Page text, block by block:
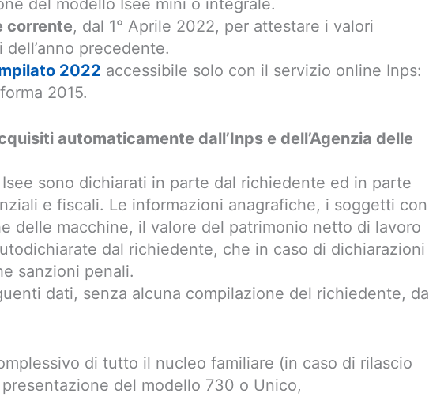
del modello Isee mini o integrale.
corrente, dal 1° Aprile 2022, per attestare i valori
dell’anno precedente.
2022 accessibile solo con il servizio online Inps:
2015.
automaticamente dall’Inps e dell’Agenzia delle
sono dichiarati in parte dal richiedente ed in parte
e fiscali. Le informazioni anagrafiche, i soggetti con
delle macchine, il valore del patrimonio netto di lavoro
dal richiedente, che in caso di dichiarazioni
sanzioni penali.
dati, senza alcuna compilazione del richiedente, da
di tutto il nucleo familiare (in caso di rilascio
del modello 730 o Unico,